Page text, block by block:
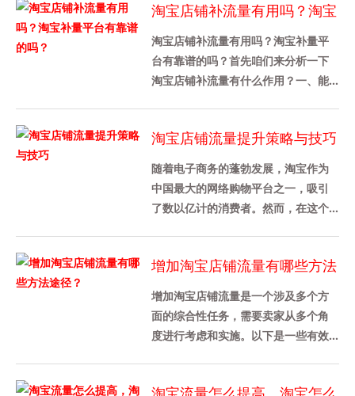
卖......
淘宝店铺补流量有用吗？淘宝
补量平台有靠谱的吗？
淘宝店铺补流量有用吗？淘宝补量平
台有靠谱的吗？首先咱们来分析一下
淘宝店铺补流量有什么作用？一、能
淘宝店铺流量提升策略与技巧
随着电子商务的蓬勃发展，淘宝作为
中国最大的网络购物平台之一，吸引
了数以亿计的消费者。然而，在这个
心......
增加淘宝店铺流量有哪些方法
途径？
增加淘宝店铺流量是一个涉及多个方
面的综合性任务，需要卖家从多个角
度进行考虑和实施。以下是一些有效